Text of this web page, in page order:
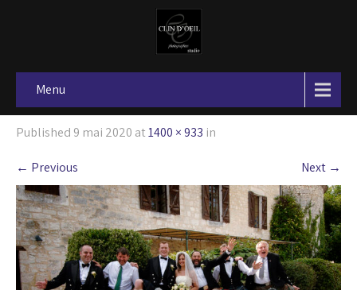
Menu
Published 9 mai 2020 at1400 × 933 in
← Previous Next →